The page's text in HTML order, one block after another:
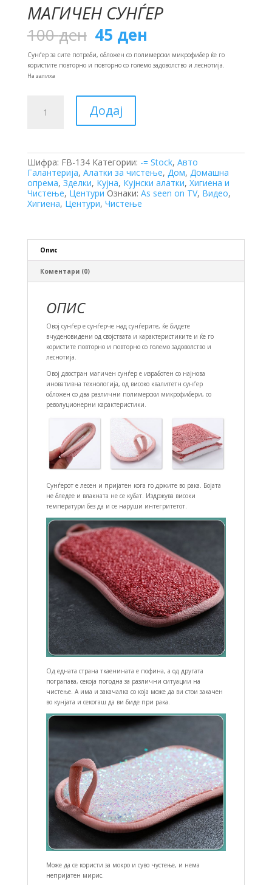
МАГИЧЕН СУНЃЕР
100ден Original
price
was:
100 ден.
45 ден
is:
45 ден.
Сунѓер за сите потреби, обложен со полимерски микрофибер ќе го
користите повторно и повторно со големо задоволство и леснотија.
На залиха
Сунѓер
Додај
Шифра: FB-134 Категории: -= Stock, Авто
Галантерија, Алатки за чистење, Дом, Домашна
опрема, Зделки, Кујна, Кујнски алатки, Хигиена и
Чистење, Центури Ознаки: As seen on TV, Видео,
Хигиена, Центури, Чистење
Опис
Коментари (0)
ОПИС
Овој сунѓер е сунѓерче над сунѓерите, ќе бидете
вчуденовидени од својствата и карактеристиките и ќе го
користите повторно и повторно со големо задоволство и
леснотија.
Овој двостран магичен сунѓер е изработен со најнова
иновативна технологија, од високо квалитетн сунѓер
обложен со два различни полимерски микрофибери, со
револуционерни карактеристики.
Сунѓерот е лесен и пријатен кога го држите во рака. Бојата
не бледее и влакната не се кубат. Издржува високи
температури без да и се наруши интегритетот.
Од едната страна ткаенината е пофина, а од другата
пограпава, секоја погодна за различни ситуации на
чистење. А има и закачалка со која може да ви стои закачен
во кунјата и секогаш да ви биде при рака.
Може да се користи за мокро и суво чустење, и нема
непријатен мирис.